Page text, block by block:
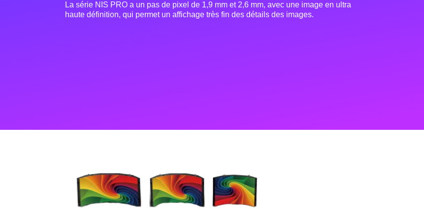
La série NIS PRO a un pas de pixel de 1,9 mm et 2,6 mm, avec une image en ultra
haute définition, qui permet un affichage très fin des détails des images.